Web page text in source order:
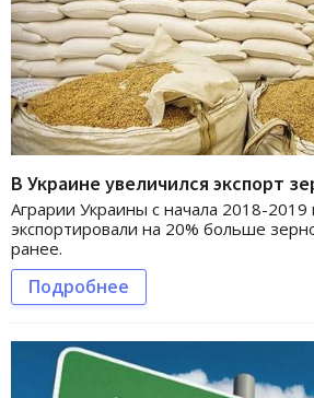
В Украине увеличился экспорт
Аграрии Украины с начала 2018-2019
экспортировали на 20% больше
ранее.
Подробнее